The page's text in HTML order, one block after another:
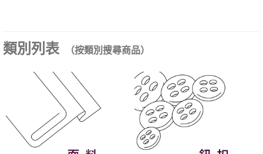
類別列表 （按類別搜尋商品）